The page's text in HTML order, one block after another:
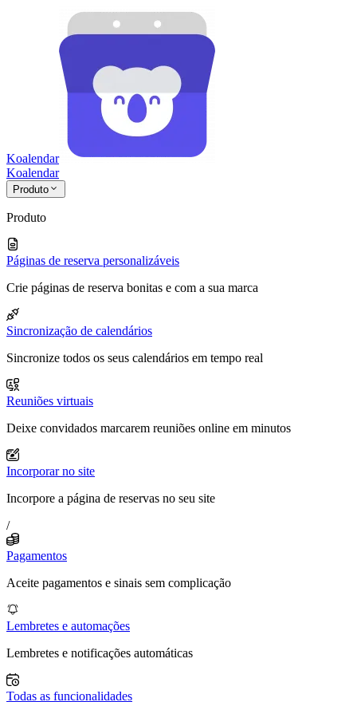
Koalendar
Koalendar
Produto
Produto
Páginas de reserva personalizáveis
Crie páginas de reserva bonitas e com a sua marca
Sincronização de calendários
Sincronize todos os seus calendários em tempo real
Reuniões virtuais
Deixe convidados marcarem reuniões online em minutos
Incorporar no site
Incorpore a página de reservas no seu site
/
Pagamentos
Aceite pagamentos e sinais sem complicação
Lembretes e automações
Lembretes e notificações automáticas
Todas as funcionalidades